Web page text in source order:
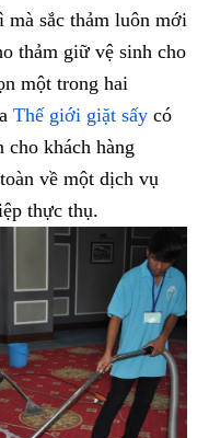
mà sắc thảm luôn mới
thảm giữ vệ sinh cho
một trong hai
Thế giới giặt sấy có
cho khách hàng
về một dịch vụ
thực thụ.